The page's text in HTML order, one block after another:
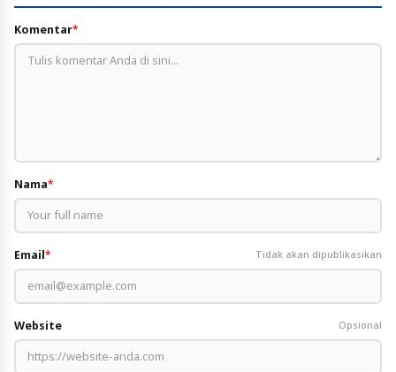
Komentar*
Nama*
Email* Tidak akan dipublikasikan
Website Opsional